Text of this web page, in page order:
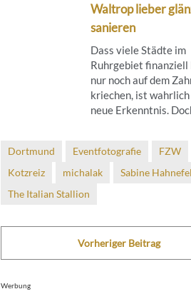
Waltrop lieber
sanieren
Dass viele Städte im
Ruhrgebiet finanziell
nur noch auf dem
kriechen, ist
neue Erkenntnis. Doch
Dortmund Eventfotografie FZW
Kotzreiz
michalak Sabine
The Italian Stallion
Vorheriger Beitrag
Werbung